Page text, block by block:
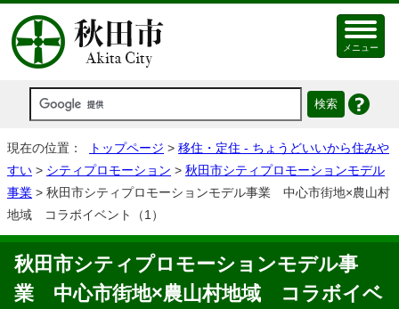
メニュー
現在の位置： トップページ > 移住・定住 - ちょうどいいから住みや
すい > シティプロモーション > 秋田市シティプロモーションモデル
事業 > 秋田市シティプロモーションモデル事業 中心市街地×農山村
地域 コラボイベント（1）
秋田市シティプロモーションモデル事
業 中心市街地×農山村地域 コラボイベ